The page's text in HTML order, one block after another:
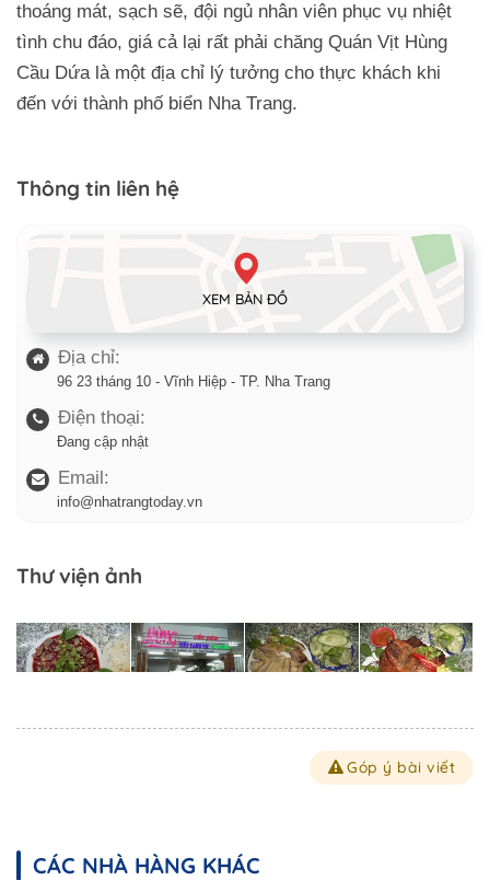
thoáng mát, sạch sẽ, đội ngủ nhân viên phục vụ nhiệt
tình chu đáo, giá cả lại rất phải chăng Quán Vịt Hùng
Cầu Dứa là một địa chỉ lý tưởng cho thực khách khi
đến với thành phố biển Nha Trang.
Thông tin liên hệ
XEM BẢN ĐỒ
Địa chỉ:
96 23 tháng 10 - Vĩnh Hiệp - TP. Nha Trang
Điện thoại:
Đang cập nhật
Email:
info@nhatrangtoday.vn
Thư viện ảnh
Góp ý bài viết
CÁC NHÀ HÀNG KHÁC